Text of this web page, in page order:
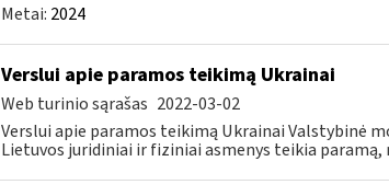
Metai: 2024
Verslui apie paramos teikimą Ukrainai
Web turinio sąrašas 2022-03-02
Verslui apie paramos teikimą Ukrainai Valstybinė
Lietuvos juridiniai ir fiziniai asmenys teikia paramą,